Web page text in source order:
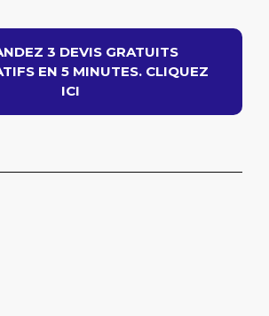
3 DEVIS GRATUITS
EN 5 MINUTES. CLIQUEZ
ICI